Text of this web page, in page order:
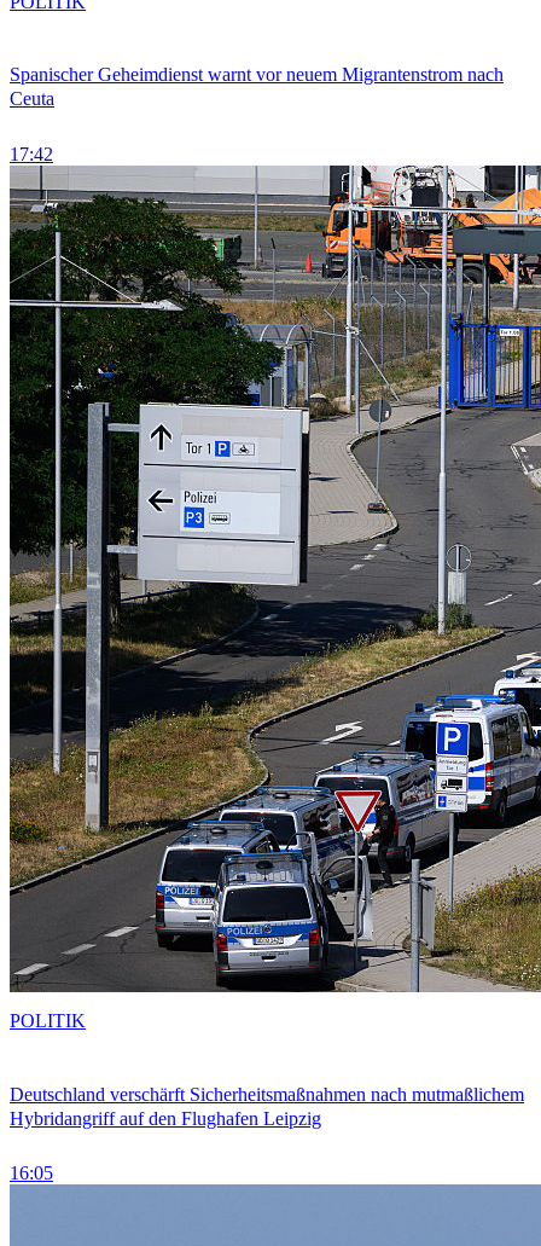
Spanischer Geheimdienst warnt vor neuem Migrantenstrom nach
Ceuta
17:42
Deutschland verschärft Sicherheitsmaßnahmen nach mutmaßlichem
Hybridangriff auf den Flughafen Leipzig
16:05
POLITIK